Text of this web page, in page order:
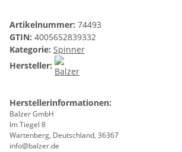
Artikelnummer: 74493
GTIN: 4005652839332
Kategorie: Spinner
Hersteller:
Herstellerinformationen:
Balzer GmbH
Im Tiegel 8
Wartenberg, Deutschland, 36367
info@balzer.de